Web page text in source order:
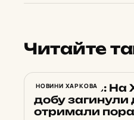
Читайте
НОВИНИ ХАРКОВА
Синєгубов: На
добу загинули
отримали